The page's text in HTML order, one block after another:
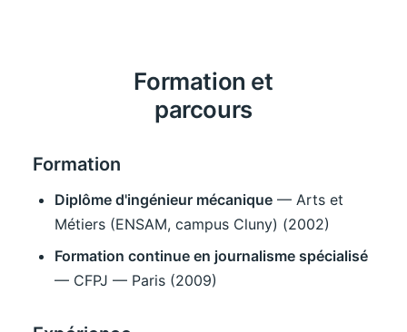
Formation et
parcours
Formation
Diplôme d'ingénieur mécanique — Arts et
Métiers (ENSAM, campus Cluny) (2002)
Formation continue en journalisme spécialisé
— CFPJ — Paris (2009)